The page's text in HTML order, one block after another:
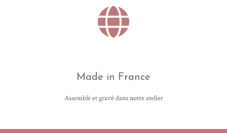
Made in France
Assemblé et gravé dans notre atelier